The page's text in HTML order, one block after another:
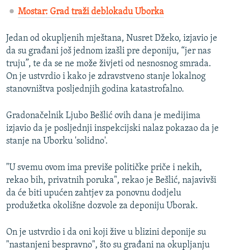
Mostar: Grad traži deblokadu Uborka
Jedan od okupljenih mještana, Nusret Džeko, izjavio je
da su građani još jednom izašli pre deponiju, “jer nas
truju”, te da se ne može živjeti od nesnosnog smrada.
On je ustvrdio i kako je zdravstveno stanje lokalnog
stanovništva posljednjih godina katastrofalno.
Gradonačelnik Ljubo Bešlić ovih dana je medijima
izjavio da je posljednji inspekcijski nalaz pokazao da je
stanje na Uborku 'solidno'.
"U svemu ovom ima previše političke priče i nekih,
rekao bih, privatnih poruka", rekao je Bešlić, najavivši
da će biti upućen zahtjev za ponovnu dodjelu
produžetka okolišne dozvole za deponiju Uborak.
On je ustvrdio i da oni koji žive u blizini deponije su
"nastanjeni bespravno", što su građani na okupljanju